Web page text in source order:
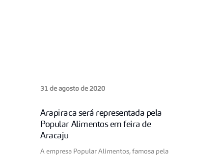
31 de agosto de 2020
Arapiraca será representada pela
Popular Alimentos em feira de
Aracaju
A empresa Popular Alimentos, famosa pela